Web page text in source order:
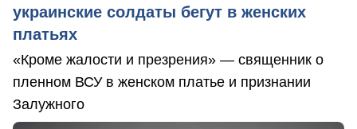
украинские солдаты бегут в женских
платьях
«Кроме жалости и презрения» — священник о
пленном ВСУ в женском платье и признании
Залужного